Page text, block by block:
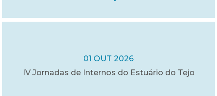
01 OUT 2026
IV Jornadas de Internos do Estuário do Tejo